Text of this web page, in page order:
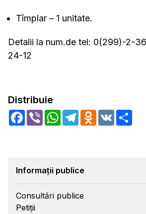
Tîmplar – 1 unitate.
Detalii la num.de tel: 0(299)-2-
24-12
Distribuie
Facebook
Viber WhatsApp
TelegramOdnoklassniki
VK
Informații publice
Consultări publice
Petiții